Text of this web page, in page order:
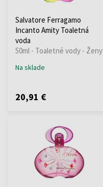
Salvatore Ferragamo
Incanto Amity Toaletná
voda
50ml - Toaletné vody - Ženy
Na sklade
20,91 €